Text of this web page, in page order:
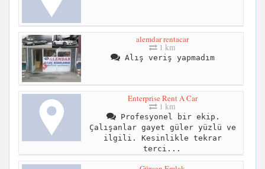
alemdar rentacar
1 km
Alış veriş yapmadım
Enterprise Rent A Car
1 km
Profesyonel bir ekip.
Çalışanlar gayet güler yüzlü ve
ilgili. Kesinlikle tekrar
terci...